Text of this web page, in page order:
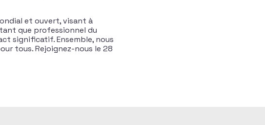
et ouvert, visant à
que professionnel du
significatif. Ensemble, nous
tous. Rejoignez-nous le 28